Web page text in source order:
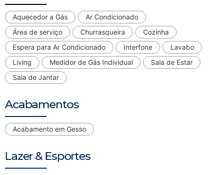
Aquecedor a Gás
Ar Condicionado
Área de serviço
Churrasqueira
Cozinha
Espera para Ar Condicionado
Interfone
Lavabo
Living
Medidor de Gás Individual
Sala de Estar
Sala de Jantar
Acabamentos
Acabamento em Gesso
Lazer & Esportes